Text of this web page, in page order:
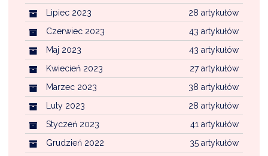
28 artykułów
Lipiec 2023
43 artykułów
Czerwiec 2023
43 artykułów
Maj 2023
27 artykułów
Kwiecień 2023
38 artykułów
Marzec 2023
28 artykułów
Luty 2023
41 artykułów
Styczeń 2023
35 artykułów
Grudzień 2022